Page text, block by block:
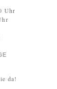
Uhr
da!